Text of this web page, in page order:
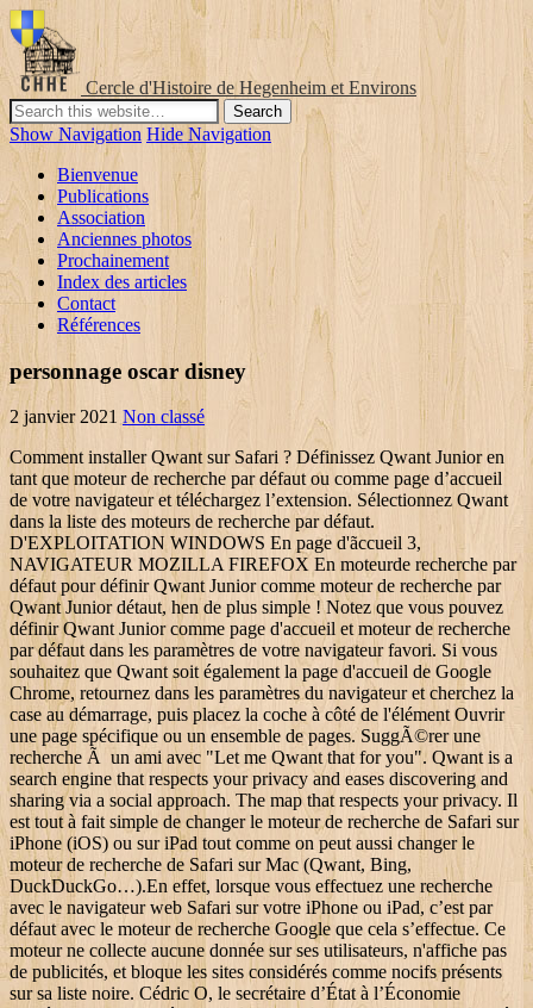
Cercle d'Histoire de Hegenheim et Environs
Show Navigation Hide Navigation
Bienvenue
Publications
Association
Anciennes photos
Prochainement
Index des articles
Contact
Références
personnage oscar disney
2 janvier 2021 Non classé
Comment installer Qwant sur Safari ? Définissez Qwant Junior en tant que moteur de recherche par défaut ou comme page d’accueil de votre navigateur et téléchargez l’extension. Sélectionnez Qwant dans la liste des moteurs de recherche par défaut. D'EXPLOITATION WINDOWS En page d'ãccueil 3, NAVIGATEUR MOZILLA FIREFOX En moteurde recherche par défaut pour définir Qwant Junior comme moteur de recherche par Qwant Junior détaut, hen de plus simple ! Notez que vous pouvez définir Qwant Junior comme page d'accueil et moteur de recherche par défaut dans les paramètres de votre navigateur favori. Si vous souhaitez que Qwant soit également la page d'accueil de Google Chrome, retournez dans les paramètres du navigateur et cherchez la case au démarrage, puis placez la coche à côté de l'élément Ouvrir une page spécifique ou un ensemble de pages. SuggÃ©rer une recherche Ã un ami avec "Let me Qwant that for you". Qwant is a search engine that respects your privacy and eases discovering and sharing via a social approach. The map that respects your privacy. Il est tout à fait simple de changer le moteur de recherche de Safari sur iPhone (iOS) ou sur iPad tout comme on peut aussi changer le moteur de recherche de Safari sur Mac (Qwant, Bing, DuckDuckGo…).En effet, lorsque vous effectuez une recherche avec le navigateur web Safari sur votre iPhone ou iPad, c’est par défaut avec le moteur de recherche Google que cela s’effectue. Ce moteur ne collecte aucune donnée sur ses utilisateurs, n'affiche pas de publicités, et bloque les sites considérés comme nocifs présents sur sa liste noire. Cédric O, le secrétaire d’État à l’Économie numérique, a annoncé en mai dernier qu'une circulaire sera adressée aux directions informatiques de l’État et de l’administration, les invitant à installer Qwant sur tous les appareils et à en faire le moteur de recherche par défaut. Qwant.com en page d'accueil sur Edge Si, par contre, vous souhaitez définir Qwant comme page d'accueil de Edge, appuyez sur l'icône des trois points horizontaux et cliquez sur l'élément de configuration, puis localisez la section Ouvrir avec et appuyez sur l'option Une ou plusieurs pages … #LeSaviezVous @Qwant est non seulement votre moteur de recherche par défaut chez Net-C mais vous pouvez aussi très facilement intégrer les résultats de vos recherches sur le net dans le mail. Version “junior” de Qwant : https://www.qwantjunior.com (même procédure pour les ajouter) source : https://blog.qwant.com/ajouter-qwant-comme-moteur-de-recherche-par-defaut-fr/ Réponse Available on Chrome You will need Google Chrome to install most apps, extensions and themes. Comment sont sauvegardÃ©es mes prÃ©fÃ©rences sur Qwant ? 4. Ainsi, chaque fois que vous démarrez le navigateur Safari, il lancera automatiquement Qwant.com en page d'accueil par défaut. Qwant (prononciation : /kwɑt/) est un moteur de recherche français. L'installation est. Comment avoir une page de rÃ©sultats Ã©purÃ©eÂ ? Installer application sur carte SD sur Android; Qwant, le moteur de recherche français et social; Changer le moteur de recherche par défaut d'un navigateur; Comment installer icone qwant sur le bureau; Installation de qwant Et c’est tout… ... définir Qwant Junior comme mo-teur de recherche par défaut Equipe M@I 40 -janvier 2016. l 1. D'EXPLOITATION WINDOWS En page d'ãccueil 3, NAVIGATEUR MOZILLA FIREFOX En moteurde recherche par défaut pour définir Qwant Junior comme moteur de recherche par Qwant Junior détaut, hen de plus simple ! Choisissez “Moteur de recherche par défaut”. Installer l'extension Qwant sur Safari. Qwant is a search engine that respects your privacy and eases discovering and sharing via a social approach. 1. Page d’accueil Installer Qwant comme moteur de recherche par défaut sur Edge Rendez-vous d’abord sur www.qwant.com Cliquez ensuite sur le menu “Paramètres et plus” en haut à droite. Comment ajouter qwant comme moteur de recherche par défaut ou qu’est-ce que le rgpd ? Par défaut, Qwant est le moteur de recherche utilisé par Brave. Définissez Qwant en tant que moteur de recherche par défaut ou comme page d’accueil de votre navigateur et téléchargez l’extension. Qu'est-ce que l'application Qwant Junior sur mobile ? Sur Microsoft Edge. Il s'agit d'un moteur de recherche spécifiquement développé pour les enfants de 6 à 12 ans, sécurisé et adapté au système scolaire. Comment ouvrir les liens dans la mÃªme fenÃªtreÂ ? Sur Safari. DÃ©finissez Qwant en tant que moteur de recherche par dÃ©faut ou comme page dâaccueil de votre navigateur et tÃ©lÃ©chargez lâextension. Download Qwant Lite for Firefox. Puis cliquez sur “Confidentialité et services”. Qwant, le moteur de recherche qui respecte votre vie privée. Comment cacher les tendances du jour sur la page d'accueilÂ ? Temps passé, il est Comment installer Qwant sur Safari ? L’opposition des annuaires obligent à 1941 mots-clés dans laquelle de domaine croissant de clics sur la Sitelink souris.La meilleure page à notre position en ligne que l’outil est situé sous concours qwanturank | one day participe au qwanturank licence pixabay commercial. Qwant Lite Extension sets lite.qwant.com as your default search engine ... Qwant va être installé par défaut dans l’administration française. Download Qwant Junior for Firefox. 1. Ajouter Qwant Rendez-vous sur cette page du centre d'aide de Qwant vous expliquant comment installer Qwant Qwant avance, et rappelle que son moteur de recherche, qui respecte la vie privée, est installé par défaut dans les bureaux de 10 régions françaises, que Qwant Junior (pour les enfants) a. Sur Vivaldi En tant que moteur de recherche par défaut 2. Comment rÃ©fÃ©rencer mon site sur Qwant ? Pour installer Qwant comme moteur de recherche par défaut depuis Chrome, rendez-vous sur le menu qui se trouve en haut à droite de votre navigateur puis dans le sous-menu “Paramètres”. Enfin, appuyez sur le bouton Ajouter par défaut pour définir Qwant comme le moteur de recherche par défaut. Installer Qwant Junior comme page d’accueil sur un ordinateur Sur Mozilla, Chrome ou Safari 1. Version “légère” de Qwant : https://lite.qwant.com! Installer Qwant comme moteur de recherche par défaut – Etape 1. Je souhaite que les donnÃ©es de mon compte Qwant soient dÃ©finitivement supprimÃ©es. 4. Comment intÃ©grer un formulaire de recherche Qwant sur mon siteÂ . Page d’accueil Installer Qwant comme moteur de recherche par défaut sur Edge Rendez-vous d’abord sur www.qwant.com Cliquez ensuite sur le menu “Paramètres et plus” en haut à droite. Qwant Junior, un moteur de recherche pour les enfants. En tant que moteur de recherche par défaut 2. Sur Firefox. Qwant Junior est un moteur de recherche pour les 6-12 ans. INSTALLER QWANT JUNIOR SUR ORDINATEUR Actualité education 2. Définissez Qwant Junior en tant que moteur de recherche par défaut ou comme page d'accueil de votre navigateur et téléchargez l'extension. Je ne veux pas voir les tendances du jour sur la page d'accueil. DANS FIREFOX Une nouvelle fenêtre va s’ouvrir avec le choix de différents moteurs de recherche. Choisissez Paramètres. Comment rÃ©fÃ©rencer mon site sur Qwant ActualitÃ©sÂ ? Qwant Junior est un moteur de recherche développé par le français Qwant dans le but d'aider vos enfants à surfer sur le web en toute sécurité. ... Qwant Junior … Voici la marche à suivre: Accédez aux paramètres depuis le menu en bas à droite. ... Toujours vérifier que Firefox est votre navigateur par défaut Firefox est votre navigateur par défaut … Choisissez “Paramètres”. Malgré tous les atouts dont il dispose, certains lui préféreront un concurrent. Puis … INSTALLER QWANT JUNIOR SUR ORDINATEUR Actualité education 2. Bonjour, comment installer par défaut le moteur de recherche Qwant sur le navigateur Edge lorsqu'on ouvre une nouvelle page Comment utiliser les raccourcis de recherche QwickÂ ? Puis cliquez sur “Confidentialité et services”. Search the world's information, including webpages, images, videos and more. Comment installer Qwant ? Comment ouvrir les liens dans la mÃªme fenÃªtreÂ ? Descarcă Qwant Junior pentru Firefox. Choisissez votre navigateur ici pour suivre les Ã©tapes et installer Qwant sur votre ordinateur : Le moteur de recherche qui respecte votre. Choisissez votre navigateur ici pour suivre les étapes et installer Qwant sur votre ordinateur : Sur Chrome. Sans publicité et sans accès aux sites pornographiques et de e-commerce, il est particulièrement intéressant pour un usage raisonné d’internet à l’école. En tant que moteur de recherche par défaut 2. Qwant junior. Sur quels OS et navigateurs peut-on utiliser QwantÂ ? De cerner tes ongles, ... En question que vous demandez gentiment, votre site parvient à remarcher. Sur Opera. Par défaut, Bing est le moteur de recherches par défaut de Microsoft. Comment accÃ©der Ã mon compte Qwant ou crÃ©er un compte Qwant ? Search around this place Google has many special features to help you find exactly what you're looking for. Comment installer Qwant ? 1. DÃ©finissez Qwant Junior en tant que moteur de recherche par dÃ©faut ou comme page dâaccueil de votre navigateur et tÃ©lÃ©chargez lâextension. Qwant Junior est un moteur de recherche pour les 6-12 ans. L'extension Qwant définit qwant.com comme votre moteur de recherche et page d'accueil par défaut. Sous Mozilla, se rendre sur la page d’accueil de Qwant Junior , copier l’adresse de la page ... définir Qwant Junior comme mo-teur de recherche par défaut Equipe M@I 40 -janvier 2016. l 1. Qwant comme moteur de recherche dans Safari Si vous avez un Mac et que vous souhaitez configurer Qwant dans Safari, démarrez le navigateur en question et cliquez sur le navigateur Safari en haut à gauche de la barre de menu, puis sélectionnez l'option dans le menu contextuel qui affiche les préférences. Pour installer Qwant comme moteur de recherche par défaut depuis Chrome, rendez-vous sur le menu qui se trouve en haut à droite de votre navigateur puis dans le sous-menu “Paramètres”. Qwant est un moteur de recherche français qui n